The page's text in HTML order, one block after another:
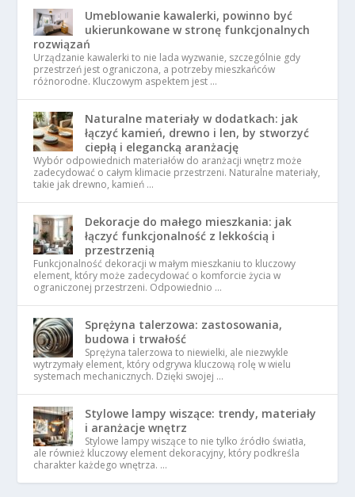
Umeblowanie kawalerki, powinno być
ukierunkowane w stronę funkcjonalnych
rozwiązań
Urządzanie kawalerki to nie lada wyzwanie, szczególnie gdy
przestrzeń jest ograniczona, a potrzeby mieszkańców
różnorodne. Kluczowym aspektem jest …
Naturalne materiały w dodatkach: jak
łączyć kamień, drewno i len, by stworzyć
ciepłą i elegancką aranżację
Wybór odpowiednich materiałów do aranżacji wnętrz może
zadecydować o całym klimacie przestrzeni. Naturalne materiały,
takie jak drewno, kamień …
Dekoracje do małego mieszkania: jak
łączyć funkcjonalność z lekkością i
przestrzenią
Funkcjonalność dekoracji w małym mieszkaniu to kluczowy
element, który może zadecydować o komforcie życia w
ograniczonej przestrzeni. Odpowiednio …
Sprężyna talerzowa: zastosowania,
budowa i trwałość
Sprężyna talerzowa to niewielki, ale niezwykle
wytrzymały element, który odgrywa kluczową rolę w wielu
systemach mechanicznych. Dzięki swojej …
Stylowe lampy wiszące: trendy, materiały
i aranżacje wnętrz
Stylowe lampy wiszące to nie tylko źródło światła,
ale również kluczowy element dekoracyjny, który podkreśla
charakter każdego wnętrza. …